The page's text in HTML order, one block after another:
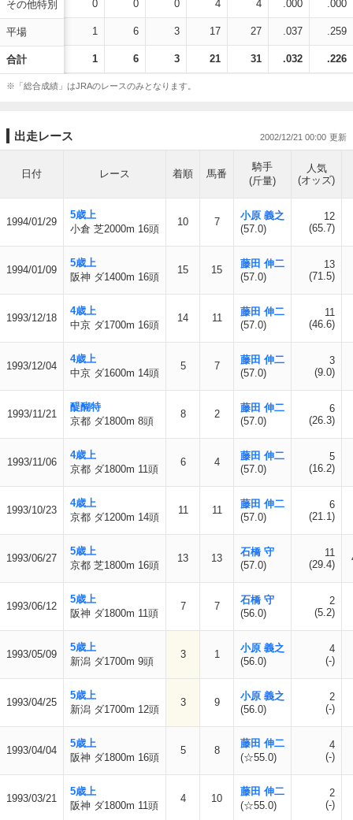
その他特別
平場
合計
0 0 0 4 4 .000 .000
1 6 3 17 27 .037 .259
1 6 3 21 31 .032 .226
※「総合成績」はJRAのレースのみとなります。
出走レース 2002/12/21 00:00
日付 レース 着順 馬番
騎手
(斤量)
人気
(オッズ)
1994/01/29
5歳上
小倉 芝2000m 16頭
10 7
小原 義之
(57.0)
12
(65.7)
1994/01/09
5歳上
阪神 ダ1400m 16頭
15 15
藤田 伸二
(57.0)
13
(71.5)
1993/12/18
4歳上
中京 ダ1700m 16頭
14 11
藤田 伸二
(57.0)
11
(46.6)
1993/12/04
4歳上
中京 ダ1600m 14頭
5 7
藤田 伸二
(57.0)
3
(9.0)
1993/11/21
醍醐特
京都 ダ1800m 8頭
8 2
藤田 伸二
(57.0)
6
(26.3)
1993/11/06
4歳上
京都 ダ1800m 11頭
6 4
藤田 伸二
(57.0)
5
(16.2)
1993/10/23
4歳上
京都 ダ1200m 14頭
11 11
藤田 伸二
(57.0)
6
(21.1)
1993/06/27
5歳上
京都 芝1800m 16頭
13 13
石橋 守
(57.0)
11
(29.4)
1993/06/12
5歳上
阪神 ダ1800m 11頭
7 7
石橋 守
(56.0)
2
(5.2)
1993/05/09
5歳上
新潟 ダ1700m 9頭
3 1
小原 義之
(56.0)
4
(-)
1993/04/25
5歳上
新潟 ダ1700m 12頭
3 9
小原 義之
(56.0)
2
(-)
1993/04/04
5歳上
阪神 ダ1800m 16頭
5 8
藤田 伸二
(☆55.0)
4
(-)
1993/03/21
5歳上
阪神 ダ1800m 11頭
4 10
藤田 伸二
(☆55.0)
2
(-)